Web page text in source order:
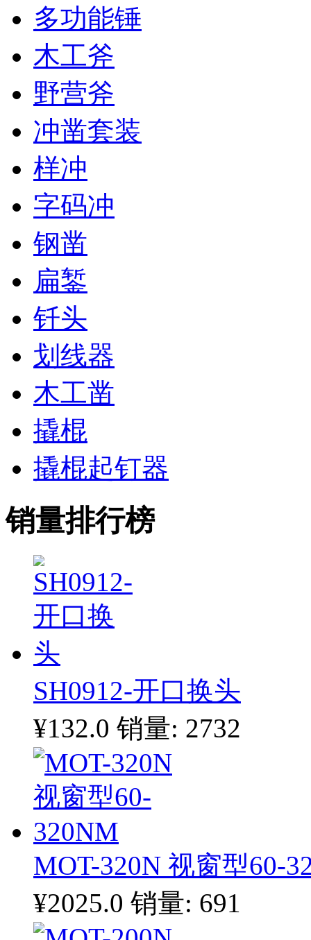
多功能锤
木工斧
野营斧
冲凿套装
样冲
字码冲
钢凿
扁錾
钎头
划线器
木工凿
撬棍
撬棍起钉器
销量排行榜
SH0912-开口换头
¥132.0 销量: 2732
MOT-320N 视窗型60-
¥2025.0 销量: 691